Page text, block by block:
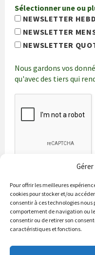
Pour offrir les meilleures
cookies pour stocker et/ou
consentir à ces technologies
comportement de navigation ou
consentir ou de retirer son
caractéristiques et fonctions.
Sélectionner une ou
NEWSLETTER
NEWSLETTER
NEWSLETTER
Nous gardons vos
qu'avec des tiers qui
Les Associations
Les